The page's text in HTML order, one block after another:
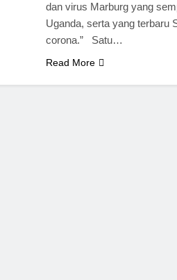
dan virus Marburg yang
Uganda, serta yang terbaru
corona.” Satu…
Read More